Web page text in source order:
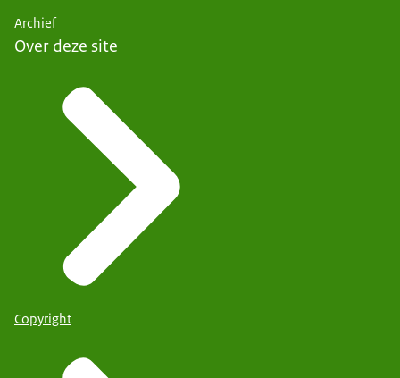
Archief
Over deze site
Copyright